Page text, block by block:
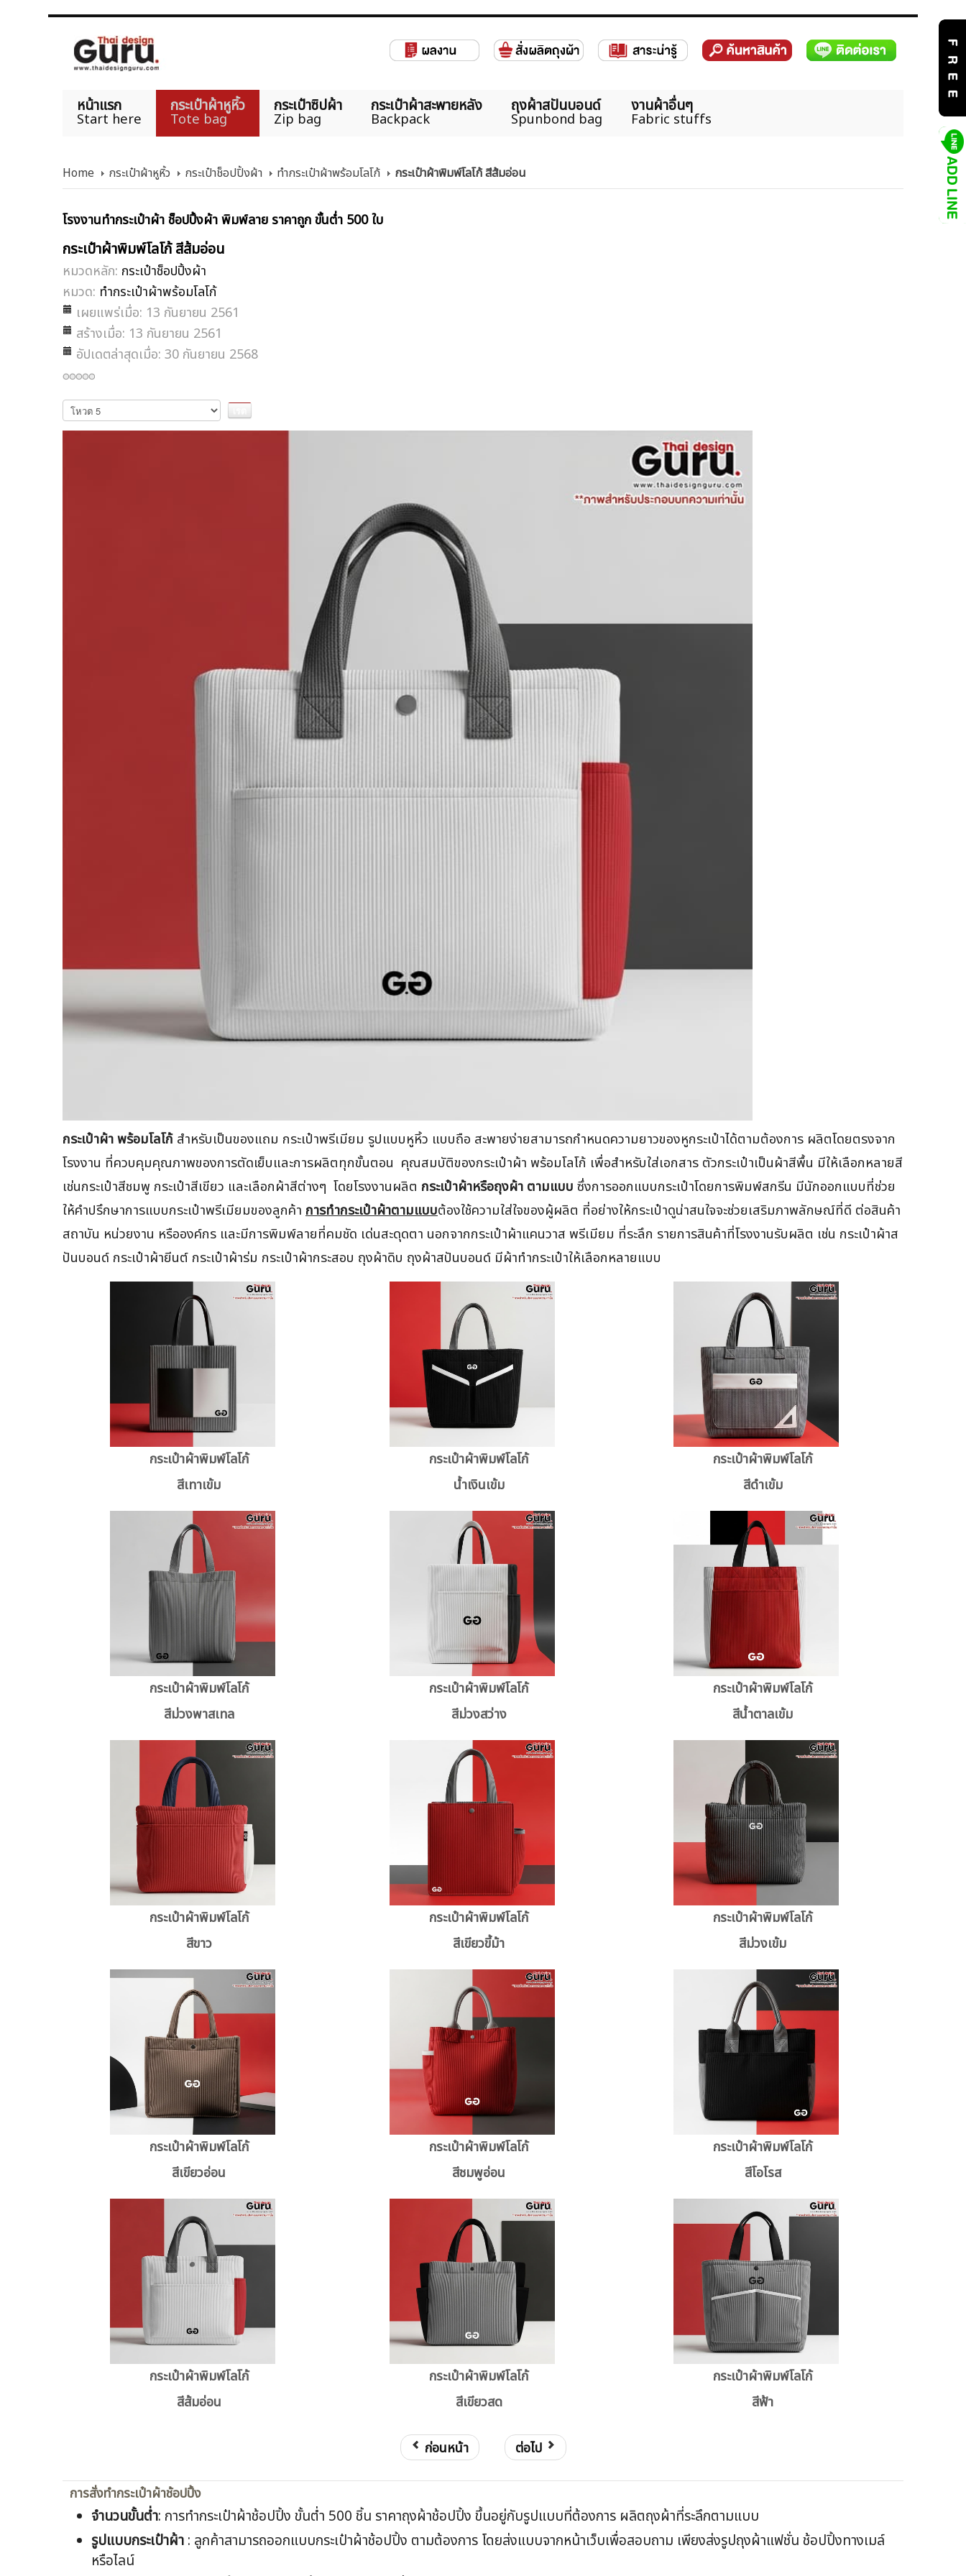
หน้าแรก
Start here
กระเป๋าผ้าหูหิ้ว
Tote bag
กระเป๋าซิปผ้า
Zip bag
กระเป๋าผ้าสะพายหลัง
Backpack
ถุงผ้าสปันบอนด์
Spunbond bag
งานผ้าอื่นๆ
Fabric stuffs
Home กระเป๋าผ้าหูหิ้ว กระเป๋าช็อปปิ้งผ้า ทำกระเป๋าผ้าพร้อมโลโก้ กระเป๋าผ้าพิมพ์โลโก้ สีส้มอ่อน
โรงงานทำกระเป๋าผ้า ช็อปปิ้งผ้า พิมพ์ลาย ราคาถูก ขั้นต่ำ 500 ใบ
กระเป๋าผ้าพิมพ์โลโก้ สีส้มอ่อน
หมวดหลัก: กระเป๋าช็อปปิ้งผ้า
หมวด: ทำกระเป๋าผ้าพร้อมโลโก้
เผยแพร่เมื่อ: 13 กันยายน 2561
สร้างเมื่อ: 13 กันยายน 2561
อัปเดตล่าสุดเมื่อ: 30 กันยายน 2568
กรุณา
ให้
คะแนน
กระเป๋าผ้า พร้อมโลโก้ สำหรับเป็นของแถม กระเป๋าพรีเมียม รูปแบบหูหิ้ว แบบถือ สะพายง่ายสามารถกำหนดความยาวของหูกระเป๋าได้ตามต้องการ ผลิตโดยตรงจาก
โรงงาน ที่ควบคุมคุณภาพของการตัดเย็บและการผลิตทุกขั้นตอน คุณสมบัติของกระเป๋าผ้า พร้อมโลโก้ เพื่อสำหรับใส่เอกสาร ตัวกระเป๋าเป็นผ้าสีพื้น มีให้เลือกหลายสี
เช่นกระเป๋าสีชมพู กระเป๋าสีเขียว และเลือกผ้าสีต่างๆ โดยโรงงานผลิต กระเป๋าผ้าหรือถุงผ้า ตามแบบ ซึ่งการออกแบบกระเป๋าโดยการพิมพ์สกรีน มีนักออกแบบที่ช่วย
ให้คำปรึกษาการแบบกระเป๋าพรีเมียมของลูกค้า การทำกระเป๋าผ้าตามแบบต้องใช้ความใส่ใจของผู้ผลิต ที่อย่างให้กระเป๋าดูน่าสนใจจะช่วยเสริมภาพลักษณ์ที่ดี ต่อสินค้า
สถาบัน หน่วยงาน หรือองค์กร และมีการพิมพ์ลายที่คมชัด เด่นสะดุดตา นอกจากกระเป๋าผ้าแคนวาส พรีเมียม ที่ระลึก รายการสินค้าที่โรงงานรับผลิต เช่น กระเป๋าผ้าส
ปันบอนด์ กระเป๋าผ้ายีนต์ กระเป๋าผ้าร่ม กระเป๋าผ้ากระสอบ ถุงผ้าดิบ ถุงผ้าสปันบอนด์ มีผ้าทำกระเป๋าให้เลือกหลายแบบ
กระเป๋าผ้าพิมพ์โลโก้
สีเทาเข้ม
กระเป๋าผ้าพิมพ์โลโก้
น้ำเงินเข้ม
กระเป๋าผ้าพิมพ์โลโก้
สีดำเข้ม
กระเป๋าผ้าพิมพ์โลโก้
สีม่วงพาสเทล
กระเป๋าผ้าพิมพ์โลโก้
สีม่วงสว่าง
กระเป๋าผ้าพิมพ์โลโก้
สีน้ำตาลเข้ม
กระเป๋าผ้าพิมพ์โลโก้
สีขาว
กระเป๋าผ้าพิมพ์โลโก้
สีเขียวขี้ม้า
กระเป๋าผ้าพิมพ์โลโก้
สีม่วงเข้ม
กระเป๋าผ้าพิมพ์โลโก้
สีเขียวอ่อน
กระเป๋าผ้าพิมพ์โลโก้
สีชมพูอ่อน
กระเป๋าผ้าพิมพ์โลโก้
สีโอโรส
กระเป๋าผ้าพิมพ์โลโก้
สีส้มอ่อน
กระเป๋าผ้าพิมพ์โลโก้
สีเขียวสด
กระเป๋าผ้าพิมพ์โลโก้
สีฟ้า
ก่อนหน้า ต่อไป
การสั่งทำกระเป๋าผ้าช้อปปิ้ง
จำนวนขั้นต่ำ: การทำกระเป๋าผ้าช้อปปิ้ง ขั้นต่ำ 500 ชิ้น ราคาถุงผ้าช้อปปิ้ง ขึ้นอยู่กับรูปแบบที่ต้องการ ผลิตถุงผ้าที่ระลึกตามแบบ
รูปแบบกระเป๋าผ้า : ลูกค้าสามารถออกแบบกระเป๋าผ้าช้อปปิ้ง ตามต้องการ โดยส่งแบบจากหน้าเว็บเพื่อสอบถาม เพียงส่งรูปถุงผ้าแฟชั่น ช้อปปิ้งทางเมล์
หรือไลน์